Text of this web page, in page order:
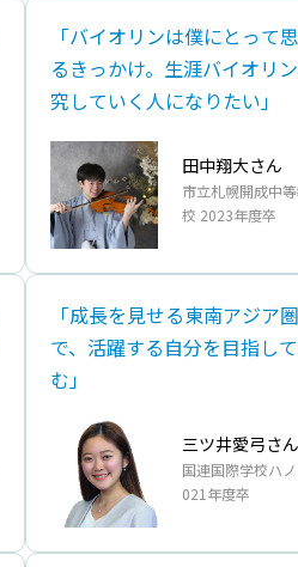
「バイオリンは僕にとって
るきっかけ。生涯バイオリ
究していく人になりたい」
田中翔大さん
市立札幌開成中
校 2023年度卒
「成長を見せる東南アジア
で、活躍する自分を目指し
む」
三ツ井愛弓さん
国連国際学校ハ
021年度卒